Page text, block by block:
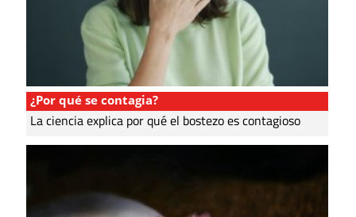
¿Por qué se contagia?
La ciencia explica por qué el bostezo es contagioso